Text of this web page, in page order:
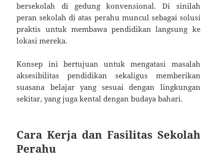
bersekolah di gedung konvensional. Di sinilah
peran sekolah di atas perahu muncul sebagai solusi
praktis untuk membawa pendidikan langsung ke
lokasi mereka.
Konsep ini bertujuan untuk mengatasi masalah
aksesibilitas pendidikan sekaligus memberikan
suasana belajar yang sesuai dengan lingkungan
sekitar, yang juga kental dengan budaya bahari.
Cara Kerja dan Fasilitas Sekolah
Perahu